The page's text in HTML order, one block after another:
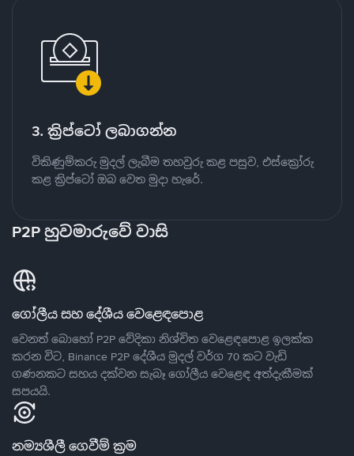
3. ක්‍රිප්ටෝ ලබාගන්න
විකිණුම්කරු මුදල් ලැබීම තහවුරු කළ පසුව, එස්ක්‍රෝරු
කළ ක්‍රිප්ටෝ ඔබ වෙත මුදා හැරේ.
P2P හුවමාරුවේ වාසි
ගෝලීය සහ දේශීය වෙළෙඳපොළ
වෙනත් බොහෝ P2P වේදිකා නිශ්චිත වෙළෙඳපොළ ඉලක්ක
කරන විට, Binance P2P දේශීය මුදල් වර්ග 70 කට වැඩි
ගණනකට සහය දක්වන සැබෑ ගෝලීය වෙළෙඳ අත්දැකීමක්
සපයයි.
නම්‍යශීලී ගෙවීම් ක්‍රම